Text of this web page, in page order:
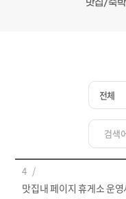
맛집/숙
4
맛집내 페이지 휴게소 운영